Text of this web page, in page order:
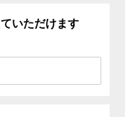
いただけます